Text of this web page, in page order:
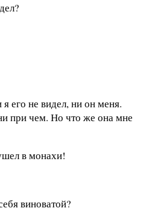
его не видел, ни он меня.
при чем. Но что же она мне
в монахи!
виноватой?